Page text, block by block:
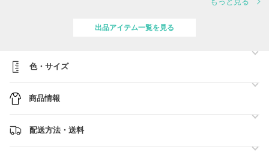
・休業日 8/8(土)、8/9(日)、11(火)、13(木)、14(金)、15(土)、16(日)
いただきます。
●ご注文前に必ず【お取引について】の内容のご確認をお願いいたしま
出品アイテム一覧を見る
色・サイズ
商品情報
配送方法・送料